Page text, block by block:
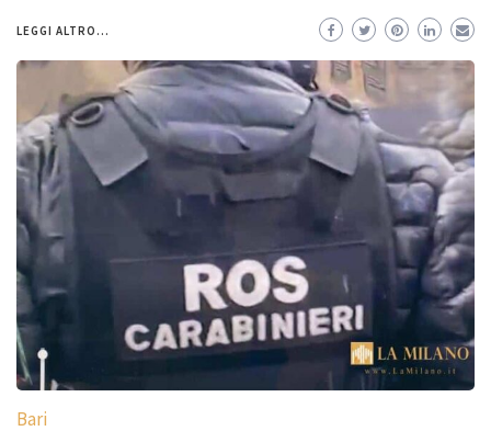
LEGGI ALTRO...
Bari